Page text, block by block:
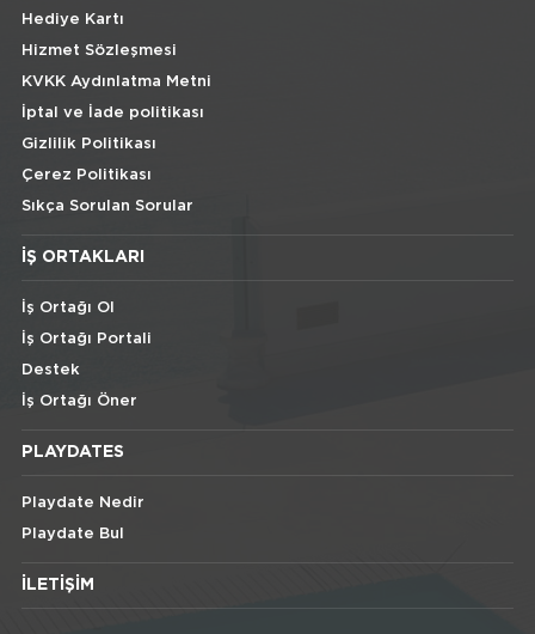
Hediye Kartı
Hizmet Sözleşmesi
KVKK Aydınlatma Metni
İptal ve İade politikası
Gizlilik Politikası
Çerez Politikası
Sıkça Sorulan Sorular
İŞ ORTAKLARI
İş Ortağı Ol
İş Ortağı Portali
Destek
İş Ortağı Öner
PLAYDATES
Playdate Nedir
Playdate Bul
İLETIŞIM